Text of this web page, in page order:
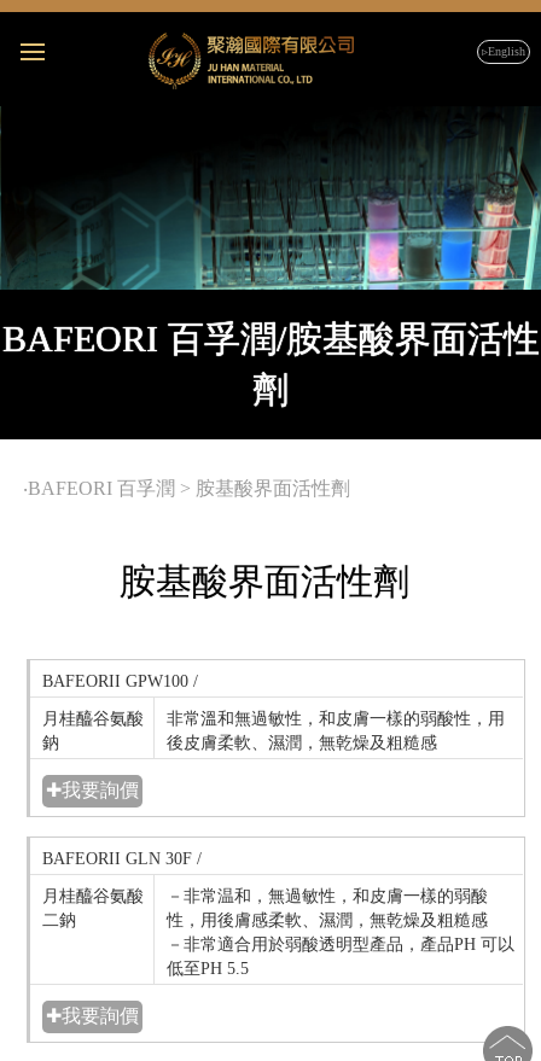
▹English
BAFEORI 百孚潤/胺基酸界面活性
劑
‧BAFEORI 百孚潤 > 胺基酸界面活性劑
胺基酸界面活性劑
BAFEORII GPW100 /
月桂醯谷氨酸
鈉
非常溫和無過敏性，和皮膚一樣的弱酸性，用
後皮膚柔軟、濕潤，無乾燥及粗糙感
✚我要詢價
BAFEORII GLN 30F /
月桂醯谷氨酸
二鈉
－非常温和，無過敏性，和皮膚一樣的弱酸
性，用後膚感柔軟、濕潤，無乾燥及粗糙感
－非常適合用於弱酸透明型產品，產品PH 可以
低至PH 5.5
✚我要詢價